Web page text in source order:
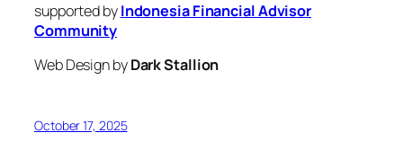
supported byIndonesia Financial Advisor
Community
Web Design byDark Stallion
October 17, 2025